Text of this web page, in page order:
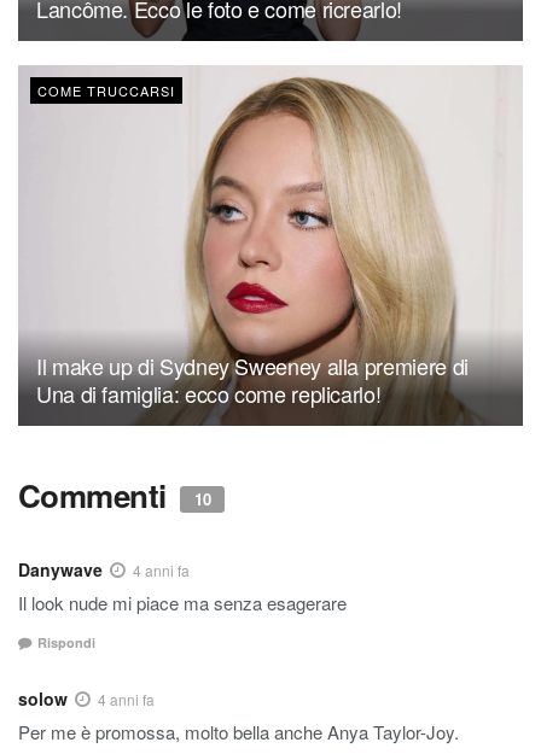
Lancôme. Ecco le foto e come ricrearlo!
COME TRUCCARSI
Il make up di Sydney Sweeney alla premiere di
Una di famiglia: ecco come replicarlo!
Commenti 10
Danywave 4 anni fa
Il look nude mi piace ma senza esagerare
Rispondi
solow 4 anni fa
Per me è promossa, molto bella anche Anya Taylor-Joy.